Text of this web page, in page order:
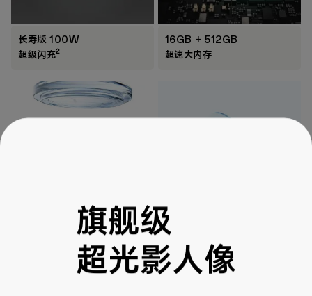
长寿版 100W
超级闪充2
16GB + 512GB
超速大内存
ColorOS - 获鲁大师最流畅手
机系统
旗舰级
超光影人像